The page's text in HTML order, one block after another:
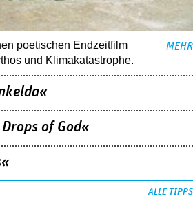
poetischen Endzeitfilm
und Klimakatastrophe.
MEHR
of God«
ALLE TIPPS